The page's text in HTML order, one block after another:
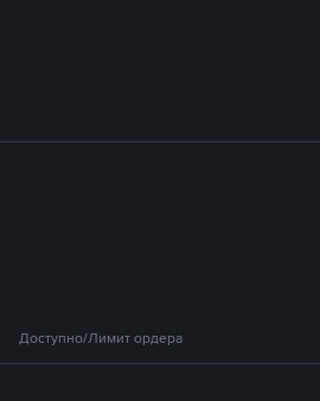
Доступно/Лимит ордера